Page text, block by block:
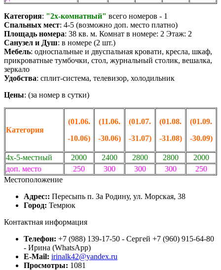
Категория: "2х-комнатный" всего номеров - 1
Спальных мест: 4-5 (возможно доп. место платно)
Площадь номера: 38 кв. м. Комнат в номере: 2 Этаж: 2
Санузел и Душ: в номере (2 шт.)
Мебель: односпальные и двуспальная кровати, кресла, шкаф,
прикроватные тумбочки, стол, журнальный столик, вешалка,
зеркало
Удобства: сплит-система, телевизор, холодильник
Цены: (за номер в сутки)
Категория
(01.06.
-10.06)
(11.06.
-30.06)
(01.07.
-31.07)
(01.08.
-31.08)
(01.09.
-30.09)
4х-5-местный 2000 2400 2800 2800
2000
доп. место
250 300 300 300
250
Местоположение
Адрес:: Пересыпь п. За Родину, ул. Морская, 38
Город: Темрюк
Контактная информация
Телефон: +7 (988) 139-17-50 - Сергей +7 (960) 915-64-80
- Ирина (WhatsApp)
E-Mail: irinalk42@yandex.ru
Просмотры: 1081